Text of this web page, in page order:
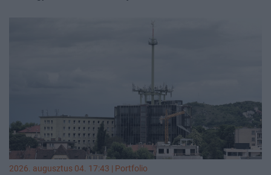
2026. augusztus 04. 17:43 | Portfolio